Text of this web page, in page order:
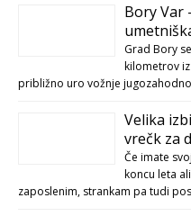
Bory Var
Grad Bory
kilometrov
približno uro vožnje
Velika
vrečk za
Če imate
koncu leta
zaposlenim, strankam pa tudi